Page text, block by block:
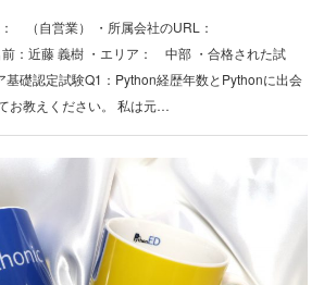
（自営業） ・所属会社のURL：
：近藤 義樹 ・エリア： 中部 ・合格された試
礎認定試験Q1：Python経歴年数とPythonに出会
お教えください。 私は元…